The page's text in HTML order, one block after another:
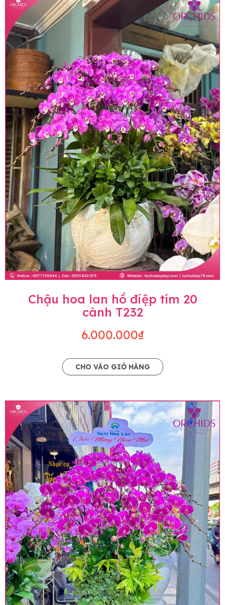
Chậu hoa lan hồ điệp tím 20
cành T232
6.000.000₫
CHO VÀO GIỎ HÀNG